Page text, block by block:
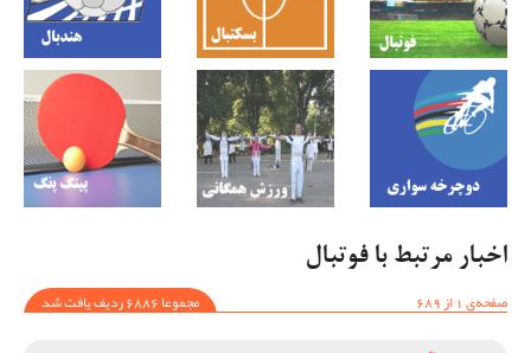
اخبار مرتبط با فوتبال
صفحه‌ی 1 از 689
مجموعا 6886 ردیف یافت شد